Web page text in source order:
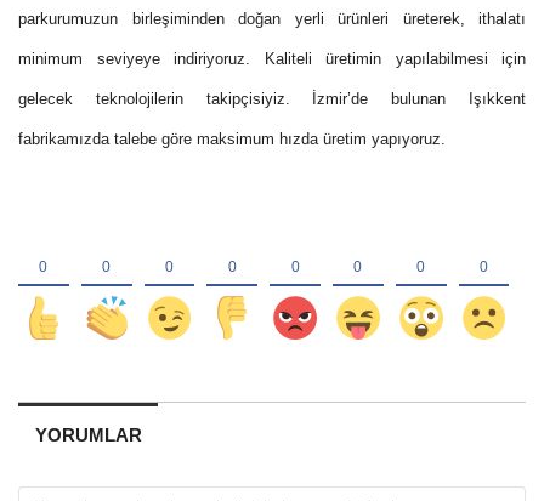
parkurumuzun birleşiminden doğan yerli ürünleri üreterek, ithalatı
minimum seviyeye indiriyoruz. Kaliteli üretimin yapılabilmesi için
gelecek teknolojilerin takipçisiyiz. İzmir’de bulunan Işıkkent
fabrikamızda talebe göre maksimum hızda üretim yapıyoruz.
YORUMLAR